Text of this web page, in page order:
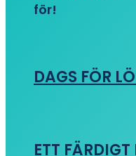
för!
DAGS FÖR
ETT